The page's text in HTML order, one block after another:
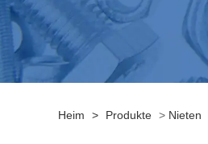
Heim > Produkte > Nieten